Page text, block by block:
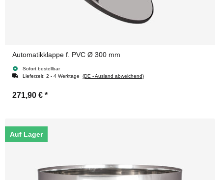
Automatikklappe f. PVC Ø 300 mm
Sofort bestellbar
Lieferzeit: 2 - 4 Werktage (DE - Ausland abweichend)
271,90 € *
Auf Lager